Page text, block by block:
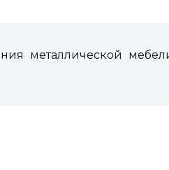
металлической